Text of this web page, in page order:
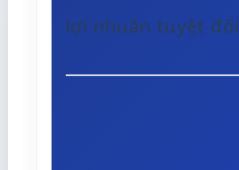
lợi nhuận tuyệt đối